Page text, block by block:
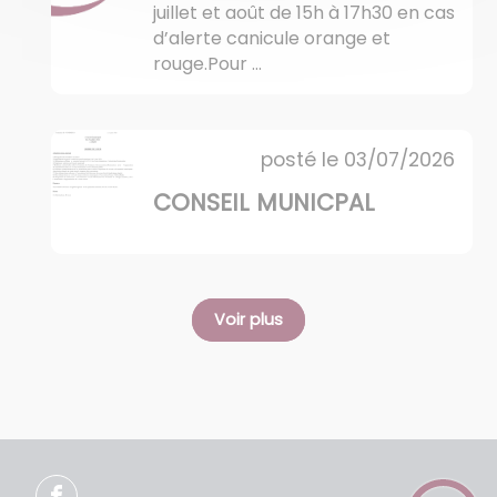
juillet et août de 15h à 17h30 en cas
d’alerte canicule orange et
rouge.Pour ...
posté le 03/07/2026
CONSEIL MUNICPAL
Voir plus